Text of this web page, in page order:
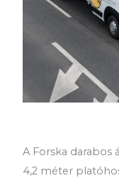
A Forska darabos
4,2 méter